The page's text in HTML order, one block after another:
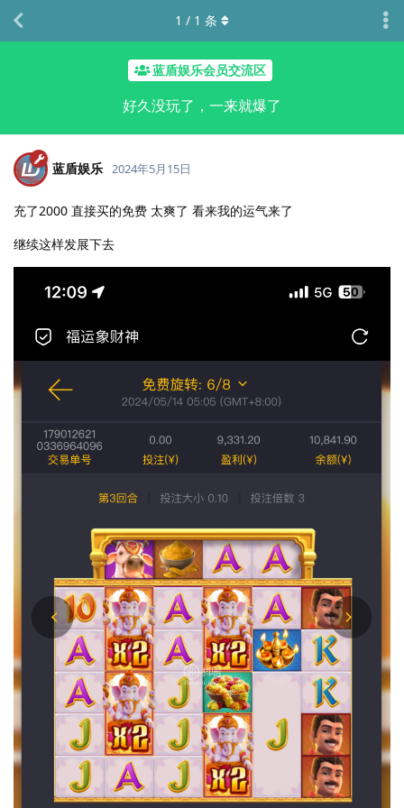
蓝盾娱乐会员交流区
好久没玩了，一来就爆了
1 / 1 条
蓝盾娱乐 2024年5月15日
充了2000 直接买的免费 太爽了 看来我的运气来了
继续这样发展下去